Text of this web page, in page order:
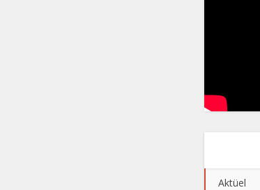
Aktüel